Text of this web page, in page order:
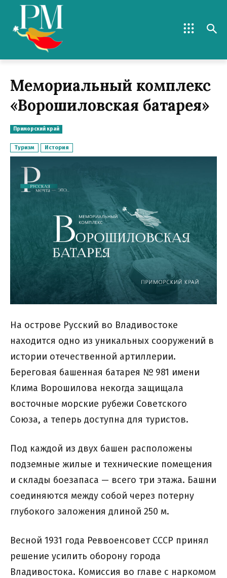
Мемориальный комплекс
«Ворошиловская батарея»
Приморский край
Туризм История
На острове Русский во Владивостоке
находится одно из уникальных сооружений в
истории отечественной артиллерии.
Береговая башенная батарея № 981 имени
Клима Ворошилова некогда защищала
восточные морские рубежи Советского
Союза, а теперь доступна для туристов.
Под каждой из двух башен расположены
подземные жилые и технические помещения
и склады боезапаса — всего три этажа. Башни
соединяются между собой через потерну
глубокого заложения длиной 250 м.
Весной 1931 года Реввоенсовет СССР принял
решение усилить оборону города
Владивостока. Комиссия во главе с наркомом